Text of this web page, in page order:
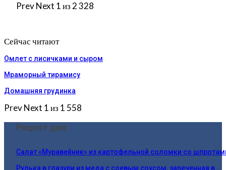
PrevNext 1 из 2 328
Сейчас читают
Омлет с лисичками и сыром
Мраморный тирамису
Домашняя грудинка
PrevNext 1 из 1 558
Рецепт дня:
Салат «Муравейник» из картофельной соломки со
Рулька в глазури из меда с соевым соусом, запеченная в…